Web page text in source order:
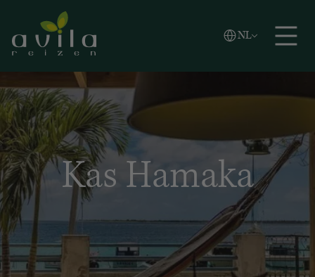
Zoeken
NL
Vlaams
English
Kas Hamaka